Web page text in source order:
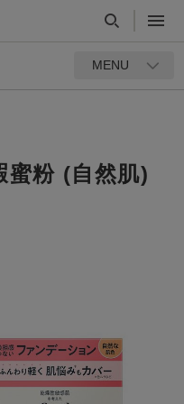
MENU
蜜粉 (自然肌)